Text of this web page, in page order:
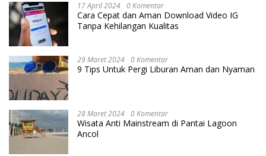
17 April 2024 0 Komentar
Cara Cepat dan Aman Download Video IG
Tanpa Kehilangan Kualitas
29 Maret 2024 0 Komentar
9 Tips Untuk Pergi Liburan Aman dan Nyaman
28 Maret 2024 0 Komentar
Wisata Anti Mainstream di Pantai Lagoon
Ancol